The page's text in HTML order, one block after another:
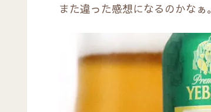
また違った感想になるのかなぁ。